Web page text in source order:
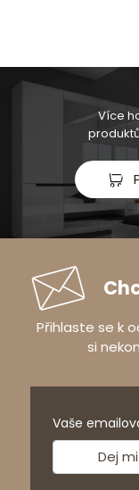
Více
Přihlaste se k
si
Vaše